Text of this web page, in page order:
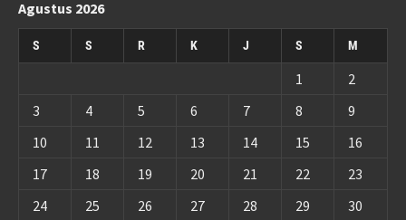
Agustus 2026
S S R K J S M
1
2
3
4 5 6 7 8
9
10
11 12 13 14 15
16
17
18 19 20 21 22
23
24
25 26 27 28 29
30